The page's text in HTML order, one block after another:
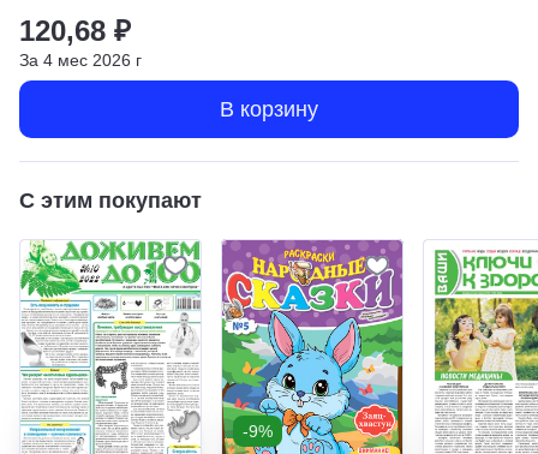
120,68 ₽
За 4 мес 2026 г
В корзину
С этим покупают
-9%